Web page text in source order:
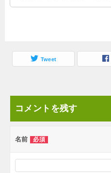
Tweet
コメントを残す
名前 必須